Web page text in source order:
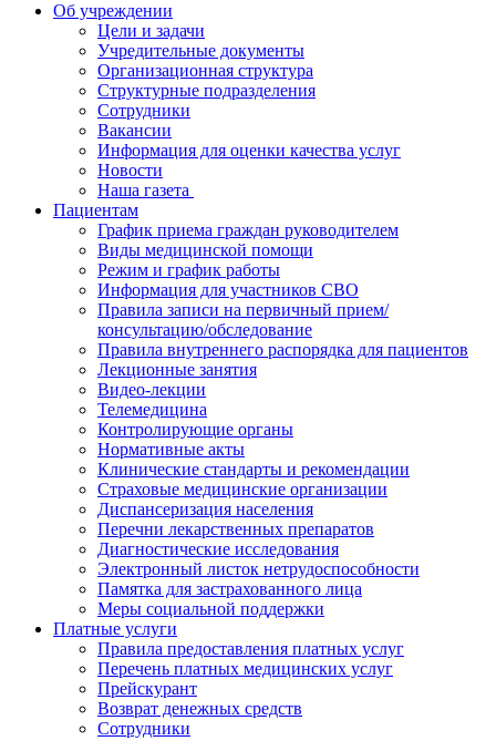
Об учреждении
Цели и задачи
Учредительные документы
Организационная структура
Структурные подразделения
Сотрудники
Вакансии
Информация для оценки качества услуг
Новости
​​Наша газета
Пациентам
График приема граждан руководителем
Виды медицинской помощи
Режим и график работы
Информация для участников СВО
Правила записи на первичный прием/
консультацию/обследование
Правила внутреннего распорядка для пациентов
Лекционные занятия
Видео-лекции
Телемедицина
Контролирующие органы
Нормативные акты
Клинические стандарты и рекомендации
Страховые медицинские организации
Диспансеризация населения
Перечни лекарственных препаратов
Диагностические исследования
Электронный листок нетрудоспособности
Памятка для застрахованного лица
Меры социальной поддержки
Платные услуги
Правила предоставления платных услуг
Перечень платных медицинских услуг
Прейскурант
Возврат денежных средств
Сотрудники